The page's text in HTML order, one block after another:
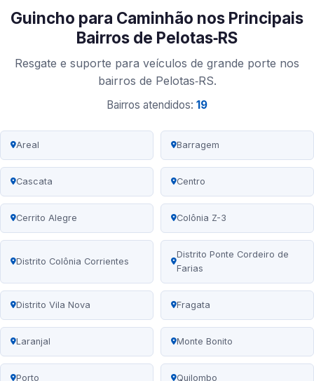
Guincho para Caminhão nos Principais
Bairros de Pelotas‑RS
Resgate e suporte para veículos de grande porte nos
bairros de Pelotas‑RS.
Bairros atendidos: 19
Areal Barragem
Cascata Centro
Cerrito Alegre Colônia Z-3
Distrito Colônia Corrientes
Distrito Ponte Cordeiro de
Farias
Distrito Vila Nova Fragata
Laranjal Monte Bonito
Porto Quilombo